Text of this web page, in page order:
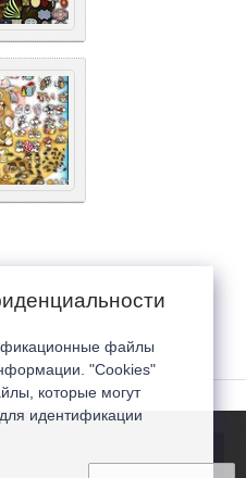
файлы
"Cookies"
которые могут
идентификации